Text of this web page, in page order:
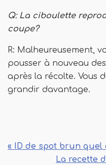
Q: La ciboulette
coupe?
R: Malheureusement,
pousser à nouveau
après la récolte. Vous
grandir davantage.
« ID de spot brun quel
La recette